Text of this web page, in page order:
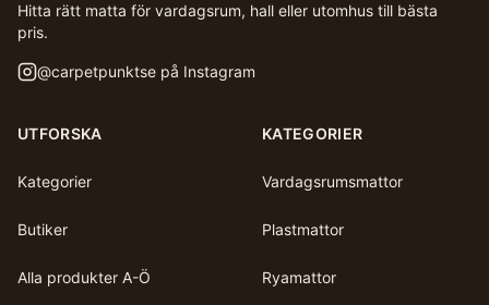
Hitta rätt matta för vardagsrum, hall eller utomhus till bästa
pris.
@carpetpunktse på Instagram
UTFORSKA
Kategorier
Butiker
Alla produkter A-Ö
KATEGORIER
Vardagsrumsmattor
Plastmattor
Ryamattor